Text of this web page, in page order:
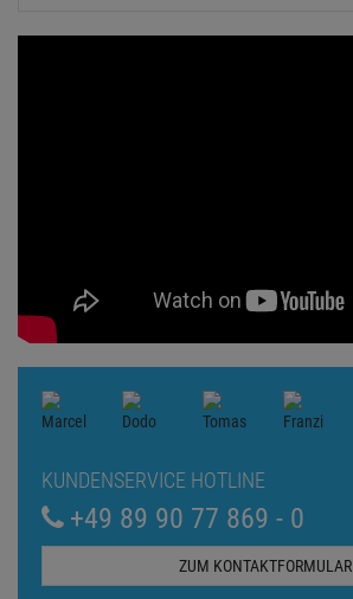
KUNDENSERVICE HOTLINE
+49 89 90 77 869 - 0
ZUM KONTAKTFORMULAR